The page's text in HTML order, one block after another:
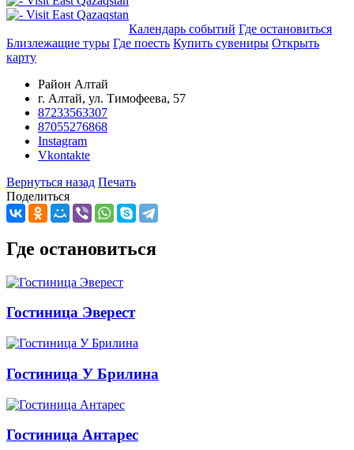
Календарь событий Где остановиться
Близлежащие туры Где поесть Купить сувениры Открыть
карту
Район Алтай
г. Алтай, ул. Тимофеева, 57
87233563307
87055276868
Instagram
Vkontakte
Вернуться назад Печать
Поделиться
Где остановиться
Гостиница Эверест
Гостиница У Брилина
Гостиница Антарес